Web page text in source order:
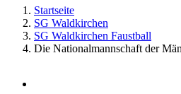
Startseite
SG Waldkirchen
SG Waldkirchen Faustball
Die Nationalmannschaft der